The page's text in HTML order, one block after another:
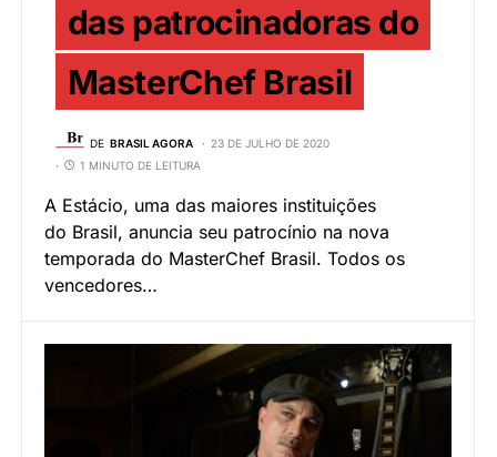
das patrocinadoras do
MasterChef Brasil
DE BRASIL AGORA
23 DE JULHO DE 2020
1 MINUTO DE LEITURA
A Estácio, uma das maiores instituições
do Brasil, anuncia seu patrocínio na nova
temporada do MasterChef Brasil. Todos os
vencedores…